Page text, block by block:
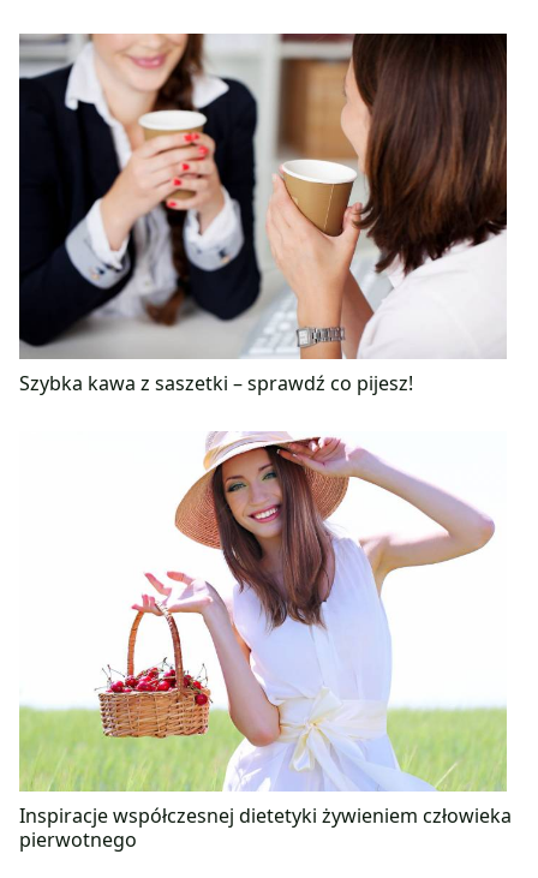
Szybka kawa z saszetki – sprawdź co pijesz!
Inspiracje współczesnej dietetyki żywieniem człowieka
pierwotnego